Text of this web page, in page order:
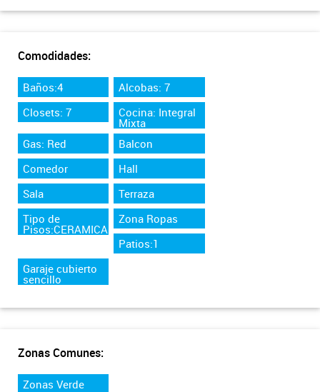
Comodidades:
Baños:4
Alcobas: 7
Closets: 7
Cocina: Integral
Mixta
Gas: Red
Balcon
Comedor
Hall
Sala
Terraza
Tipo de
Pisos:CERAMICA
Zona Ropas
Patios:1
Garaje cubierto
sencillo
Zonas Comunes:
Zonas Verde